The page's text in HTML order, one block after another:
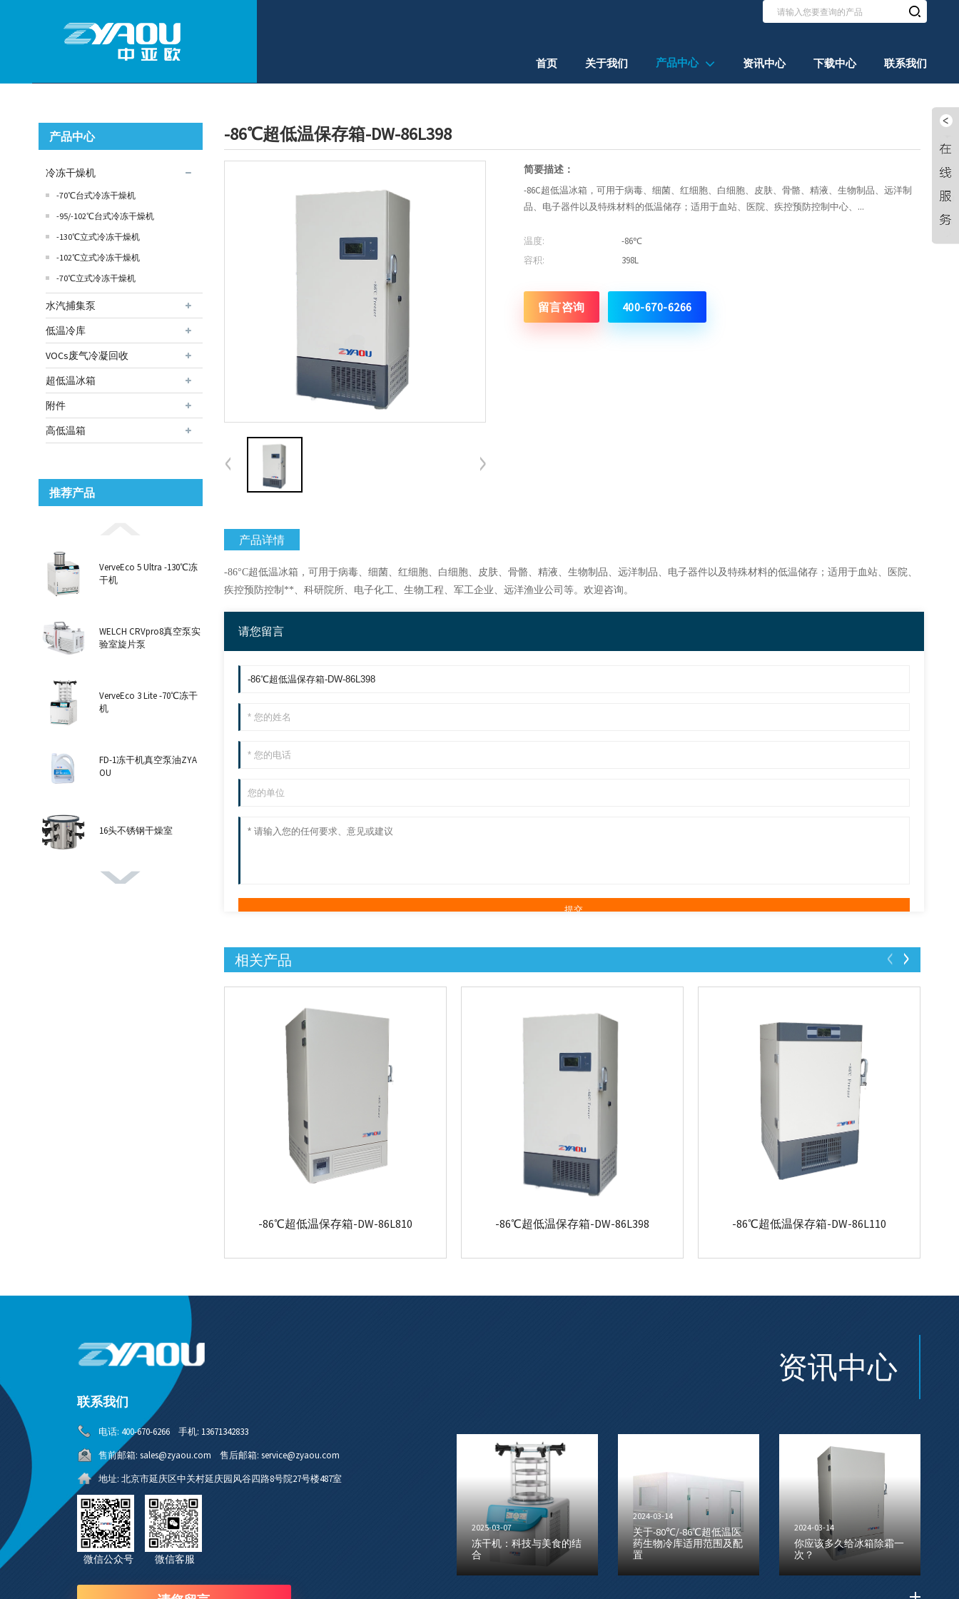
首页 关于我们 产品中心 资讯中心 下载中心 联系我们
产品中心
冷冻干燥机
-70℃台式冷冻干燥机
-95/-102℃台式冷冻干燥机
-130℃立式冷冻干燥机
-102℃立式冷冻干燥机
-70℃立式冷冻干燥机
水汽捕集泵
低温冷库
VOCs废气冷凝回收
超低温冰箱
附件
高低温箱
推荐产品
VerveEco 5 Ultra -130℃冻
干机
WELCH CRVpro8真空泵实
验室旋片泵
VerveEco 3 Lite -70℃冻干
机
FD-1冻干机真空泵油ZYA
OU
16头不锈钢干燥室
-86℃超低温保存箱-DW-86L398
简要描述：
-86C超低温冰箱，可用于病毒、细菌、红细胞、白细胞、皮肤、骨骼、精液、生物制品、远洋制
品、电子器件以及特殊材料的低温储存；适用于血站、医院、疾控预防控制中心、...
温度:
-86℃
容积:
398L
留言咨询 400-670-6266
产品详情
-86°C超低温冰箱 ，可用于病毒、细菌、红细胞、白细胞、皮肤、骨骼、精液、生物制品、远洋制品、电子器件以及特殊材料的低温储存；适用于血站、医院、
疾控预防控制**、科研院所、电子化工、生物工程、军工企业、远洋渔业公司等。欢迎咨询。
请您留言
相关产品
-86℃超低温保存箱-DW-86L810 -86℃超低温保存箱-DW-86L398 -86℃超低温保存箱-DW-86L110
资讯中心
2025-03-07
冻干机：科技与美食的结
合
2024-03-14
关于-80℃/-86℃超低温医
药生物冷库适用范围及配
置
2024-03-14
你应该多久给冰箱除霜一
次？
联系我们
电话: 400-670-6266 手机: 13671342833
售前邮箱: sales@zyaou.com 售后邮箱: service@zyaou.com
地址: 北京市延庆区中关村延庆园风谷四路8号院27号楼487室
微信公众号 微信客服